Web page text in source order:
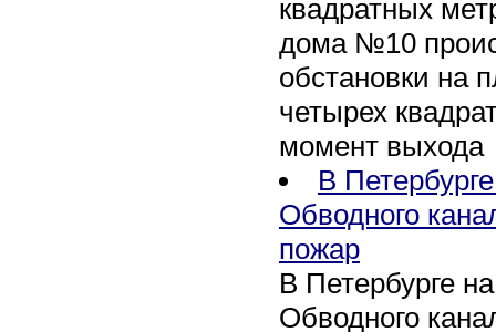
квадратных
дома №10
обстановки на
четырех
момент выхода
В
Обводного
пожар
В Петербурге
Обводного